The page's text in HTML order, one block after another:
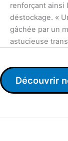
renforçant ainsi
déstockage. «
gâchée par un
astucieuse
Découvrir